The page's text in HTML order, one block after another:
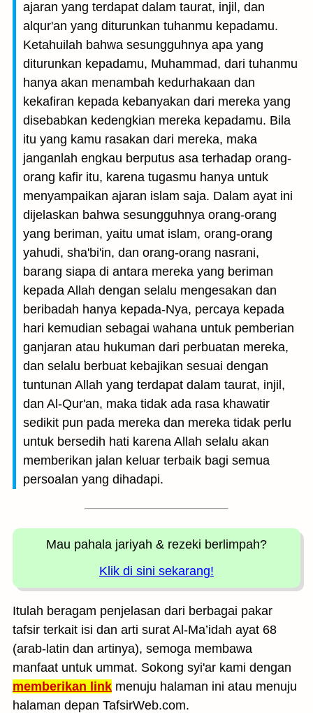
ajaran yang terdapat dalam taurat, injil, dan
alqur'an yang diturunkan tuhanmu kepadamu.
Ketahuilah bahwa sesungguhnya apa yang
diturunkan kepadamu, Muhammad, dari tuhanmu
hanya akan menambah kedurhakaan dan
kekafiran kepada kebanyakan dari mereka yang
disebabkan kedengkian mereka kepadamu. Bila
itu yang kamu rasakan dari mereka, maka
janganlah engkau berputus asa terhadap orang-
orang kafir itu, karena tugasmu hanya untuk
menyampaikan ajaran islam saja. Dalam ayat ini
dijelaskan bahwa sesungguhnya orang-orang
yang beriman, yaitu umat islam, orang-orang
yahudi, sha'bi'in, dan orang-orang nasrani,
barang siapa di antara mereka yang beriman
kepada Allah dengan selalu mengesakan dan
beribadah hanya kepada-Nya, percaya kepada
hari kemudian sebagai wahana untuk pemberian
ganjaran atau hukuman dari perbuatan mereka,
dan selalu berbuat kebajikan sesuai dengan
tuntunan Allah yang terdapat dalam taurat, injil,
dan Al-Qur'an, maka tidak ada rasa khawatir
sedikit pun pada mereka dan mereka tidak perlu
untuk bersedih hati karena Allah selalu akan
memberikan jalan keluar terbaik bagi semua
persoalan yang dihadapi.
Mau pahala jariyah & rezeki berlimpah?
Klik di sini sekarang!
Itulah beragam penjelasan dari berbagai pakar
tafsir terkait isi dan arti surat Al-Ma’idah ayat 68
(arab-latin dan artinya), semoga membawa
manfaat untuk ummat. Sokong syi'ar kami dengan
memberikan link menuju halaman ini atau menuju
halaman depan TafsirWeb.com.